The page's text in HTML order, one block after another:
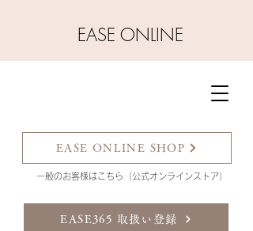
​EASE ONLINE
一般のお客様はこちら（公式オンラインストア）
EASE ONLINE SHOP
EASE365 取扱い登録